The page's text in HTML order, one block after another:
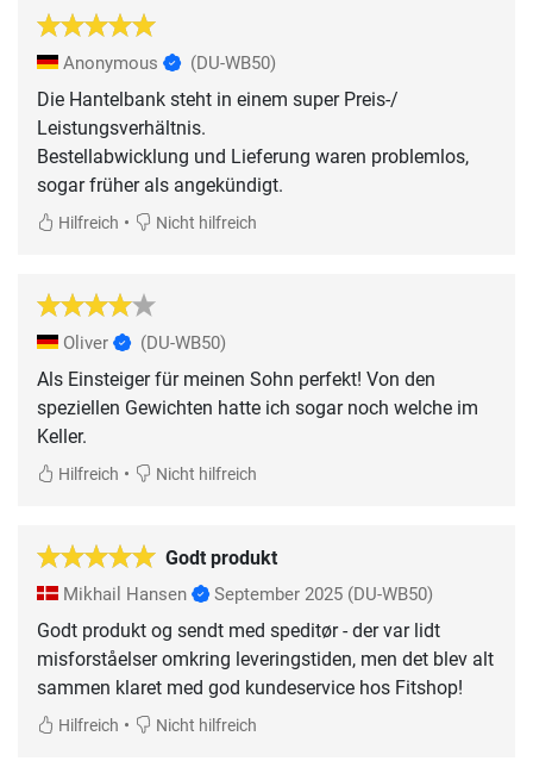
Anonymous (DU-WB50)
Die Hantelbank steht in einem super Preis-/
Leistungsverhältnis.
Bestellabwicklung und Lieferung waren problemlos,
sogar früher als angekündigt.
Hilfreich • Nicht hilfreich
Oliver (DU-WB50)
Als Einsteiger für meinen Sohn perfekt! Von den
speziellen Gewichten hatte ich sogar noch welche im
Keller.
Hilfreich • Nicht hilfreich
Godt produkt
Mikhail Hansen September 2025 (DU-WB50)
Godt produkt og sendt med speditør - der var lidt
misforståelser omkring leveringstiden, men det blev alt
sammen klaret med god kundeservice hos Fitshop!
Hilfreich • Nicht hilfreich